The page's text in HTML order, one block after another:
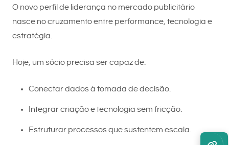
O novo perfil de liderança no mercado publicitário
nasce no cruzamento entre performance, tecnologia e
estratégia.
Hoje, um sócio precisa ser capaz de:
Conectar dados à tomada de decisão.
Integrar criação e tecnologia sem fricção.
Estruturar processos que sustentem escala.